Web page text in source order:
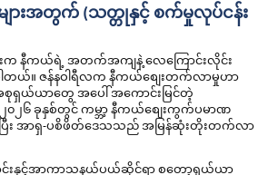
များအတွက် (သတ္တုနှင့် စက်မှုလုပ်ငန်း
န်းက နီကယ်ရဲ့ အတက်အကျနဲ့ လေကြောင်းလိုင်း
ယ်။ ဇန်နဝါရီလက နီကယ်စျေးတက်လာမှုဟာ
ယ်ယာတွေ အပေါ် အကောင်းမြင်တဲ့
၀၂၆ ခုနှစ်တွင် ကမ္ဘာ့ နီကယ်စျေးကွက်ပမာဏ
အာရှ-ပစိဖိတ်ဒေသသည် အမြန်ဆုံးတိုးတက်လာ
င်းနှင့်အာကာသနယ်ပယ်ဆိုင်ရာ စတော့ရှယ်ယာ